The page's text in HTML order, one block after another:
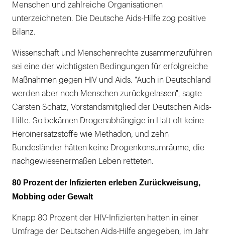
Menschen und zahlreiche Organisationen
unterzeichneten. Die Deutsche Aids-Hilfe zog positive
Bilanz.
Wissenschaft und Menschenrechte zusammenzuführen
sei eine der wichtigsten Bedingungen für erfolgreiche
Maßnahmen gegen HIV und Aids. "Auch in Deutschland
werden aber noch Menschen zurückgelassen", sagte
Carsten Schatz, Vorstandsmitglied der Deutschen Aids-
Hilfe. So bekämen Drogenabhängige in Haft oft keine
Heroinersatzstoffe wie Methadon, und zehn
Bundesländer hätten keine Drogenkonsumräume, die
nachgewiesenermaßen Leben retteten.
80 Prozent der Infizierten erleben Zurückweisung,
Mobbing oder Gewalt
Knapp 80 Prozent der HIV-Infizierten hatten in einer
Umfrage der Deutschen Aids-Hilfe angegeben, im Jahr